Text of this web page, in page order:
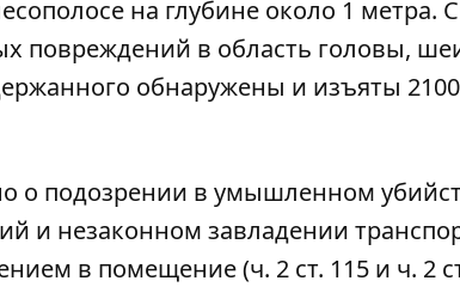
на глубине около 1 метра.
повреждений в область головы,
обнаружены и изъяты
о подозрении в умышленном
и незаконном завладении
в помещение (ч. 2 ст. 115 и ч. 2